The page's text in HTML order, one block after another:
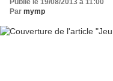
Par mymp